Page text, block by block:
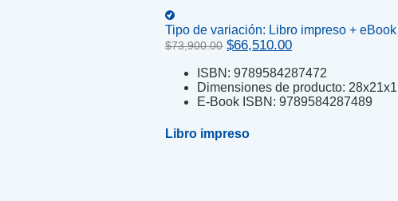
Tipo de variación: Libro impreso + eBook
$73,900.00 Original
was:
$73,900.00.
$66,510.00Current
is:
$66,510.00.
ISBN: 9789584287472
Dimensiones de producto: 28x21x1
E-Book ISBN: 9789584287489
Libro impreso